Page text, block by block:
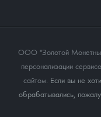
ООО "Золотой
персонализации
сайтом. Если вы не
обрабатывались,